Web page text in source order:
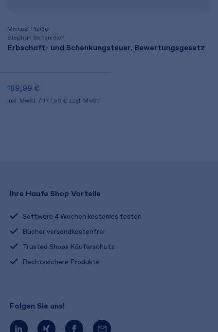
Michael Preißer
Stephan Seltenreich
Erbschaft- und Schenkungsteuer, Bewertungsgesetz
189,99 €
inkl. MwSt. 177,56 € zzgl. MwSt.
Ihre Haufe Shop Vorteile
Software 4 Wochen kostenlos testen
Bücher versandkostenfrei
Trusted Shops Käuferschutz
Rechtssichere Produkte
Folgen Sie uns!